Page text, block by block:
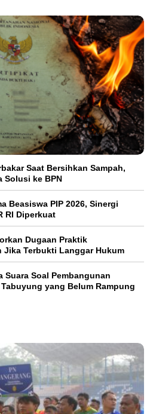
Saat Bersihkan Sampah,
Solusi ke BPN
Beasiswa PIP 2026, Sinergi
RI Diperkuat
Dugaan Praktik
Jika Terbukti Langgar Hukum
Suara Soal Pembangunan
yang Belum Rampung